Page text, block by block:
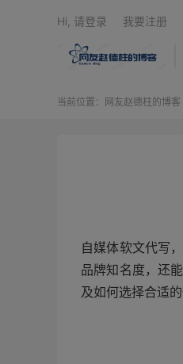
Hi, 请登录 我要注册
当前位置： 网友赵德柱的博客
自媒体软文代写
品牌知名度，还
及如何选择合适的